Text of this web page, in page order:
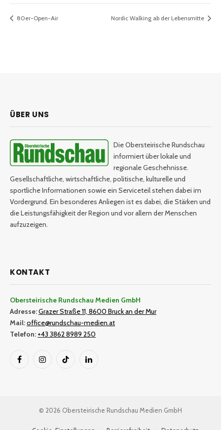
80er-Open-Air Nordic Walking ab der Lebensmitte
ÜBER UNS
Die Obersteirische Rundschau
informiert über lokale und
regionale Geschehnisse.
Gesellschaftliche, wirtschaftliche, politische, kulturelle und
sportliche Informationen sowie ein Serviceteil stehen dabei im
Vordergrund. Ein besonderes Anliegen ist es dabei, die Stärken und
die Leistungsfähigkeit der Region und vor allem der Menschen
aufzuzeigen.
KONTAKT
Obersteirische Rundschau Medien GmbH
Adresse:Grazer Straße 11, 8600 Bruck an der Mur
Mail:office@rundschau-medien.at
Telefon: +43 3862 8989 250
FacebookInstagramTikTok LinkedIn
© 2026 Obersteirische Rundschau Medien GmbH